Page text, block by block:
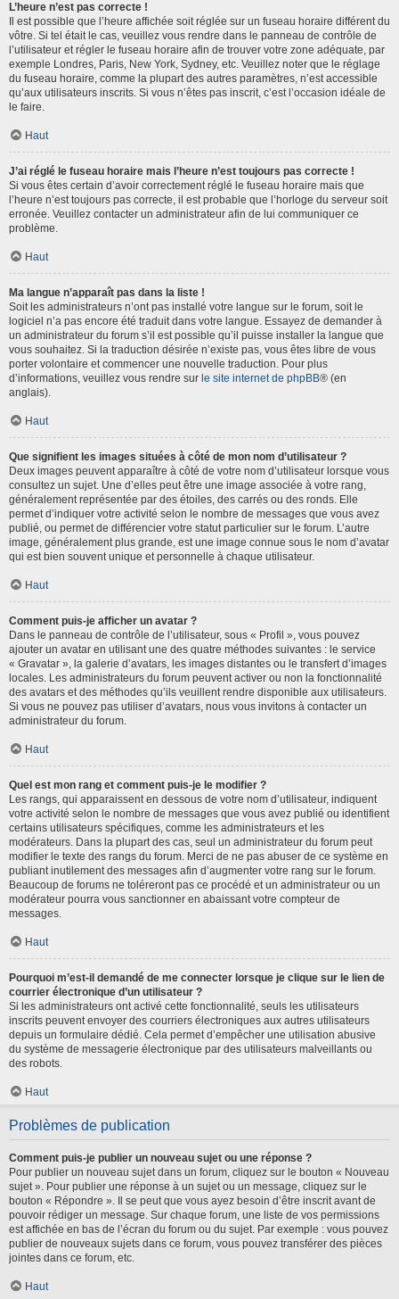
L’heure n’est pas correcte !
Il est possible que l’heure affichée soit réglée sur un fuseau horaire différent du
vôtre. Si tel était le cas, veuillez vous rendre dans le panneau de contrôle de
l’utilisateur et régler le fuseau horaire afin de trouver votre zone adéquate, par
exemple Londres, Paris, New York, Sydney, etc. Veuillez noter que le réglage
du fuseau horaire, comme la plupart des autres paramètres, n’est accessible
qu’aux utilisateurs inscrits. Si vous n’êtes pas inscrit, c’est l’occasion idéale de
le faire.
Haut
J’ai réglé le fuseau horaire mais l’heure n’est toujours pas correcte !
Si vous êtes certain d’avoir correctement réglé le fuseau horaire mais que
l’heure n’est toujours pas correcte, il est probable que l’horloge du serveur soit
erronée. Veuillez contacter un administrateur afin de lui communiquer ce
problème.
Haut
Ma langue n’apparaît pas dans la liste !
Soit les administrateurs n’ont pas installé votre langue sur le forum, soit le
logiciel n’a pas encore été traduit dans votre langue. Essayez de demander à
un administrateur du forum s’il est possible qu’il puisse installer la langue que
vous souhaitez. Si la traduction désirée n’existe pas, vous êtes libre de vous
porter volontaire et commencer une nouvelle traduction. Pour plus
d’informations, veuillez vous rendre sur le site internet de phpBB® (en
anglais).
Haut
Que signifient les images situées à côté de mon nom d’utilisateur ?
Deux images peuvent apparaître à côté de votre nom d’utilisateur lorsque vous
consultez un sujet. Une d’elles peut être une image associée à votre rang,
généralement représentée par des étoiles, des carrés ou des ronds. Elle
permet d’indiquer votre activité selon le nombre de messages que vous avez
publié, ou permet de différencier votre statut particulier sur le forum. L’autre
image, généralement plus grande, est une image connue sous le nom d’avatar
qui est bien souvent unique et personnelle à chaque utilisateur.
Haut
Comment puis-je afficher un avatar ?
Dans le panneau de contrôle de l’utilisateur, sous « Profil », vous pouvez
ajouter un avatar en utilisant une des quatre méthodes suivantes : le service
« Gravatar », la galerie d’avatars, les images distantes ou le transfert d’images
locales. Les administrateurs du forum peuvent activer ou non la fonctionnalité
des avatars et des méthodes qu’ils veuillent rendre disponible aux utilisateurs.
Si vous ne pouvez pas utiliser d’avatars, nous vous invitons à contacter un
administrateur du forum.
Haut
Quel est mon rang et comment puis-je le modifier ?
Les rangs, qui apparaissent en dessous de votre nom d’utilisateur, indiquent
votre activité selon le nombre de messages que vous avez publié ou identifient
certains utilisateurs spécifiques, comme les administrateurs et les
modérateurs. Dans la plupart des cas, seul un administrateur du forum peut
modifier le texte des rangs du forum. Merci de ne pas abuser de ce système en
publiant inutilement des messages afin d’augmenter votre rang sur le forum.
Beaucoup de forums ne toléreront pas ce procédé et un administrateur ou un
modérateur pourra vous sanctionner en abaissant votre compteur de
messages.
Haut
Pourquoi m’est-il demandé de me connecter lorsque je clique sur le lien de
courrier électronique d’un utilisateur ?
Si les administrateurs ont activé cette fonctionnalité, seuls les utilisateurs
inscrits peuvent envoyer des courriers électroniques aux autres utilisateurs
depuis un formulaire dédié. Cela permet d’empêcher une utilisation abusive
du système de messagerie électronique par des utilisateurs malveillants ou
des robots.
Haut
Problèmes de publication
Comment puis-je publier un nouveau sujet ou une réponse ?
Pour publier un nouveau sujet dans un forum, cliquez sur le bouton « Nouveau
sujet ». Pour publier une réponse à un sujet ou un message, cliquez sur le
bouton « Répondre ». Il se peut que vous ayez besoin d’être inscrit avant de
pouvoir rédiger un message. Sur chaque forum, une liste de vos permissions
est affichée en bas de l’écran du forum ou du sujet. Par exemple : vous pouvez
publier de nouveaux sujets dans ce forum, vous pouvez transférer des pièces
jointes dans ce forum, etc.
Haut